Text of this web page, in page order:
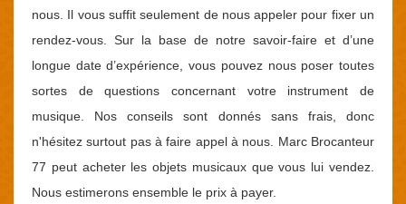
nous. Il vous suffit seulement de nous appeler pour fixer un
rendez-vous. Sur la base de notre savoir-faire et d’une
longue date d’expérience, vous pouvez nous poser toutes
sortes de questions concernant votre instrument de
musique. Nos conseils sont donnés sans frais, donc
n'hésitez surtout pas à faire appel à nous. Marc Brocanteur
77 peut acheter les objets musicaux que vous lui vendez.
Nous estimerons ensemble le prix à payer.